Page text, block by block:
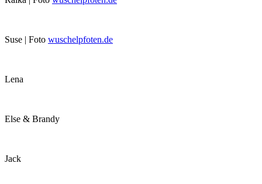
Suse | Foto wuschelpfoten.de
Lena
Else & Brandy
Jack